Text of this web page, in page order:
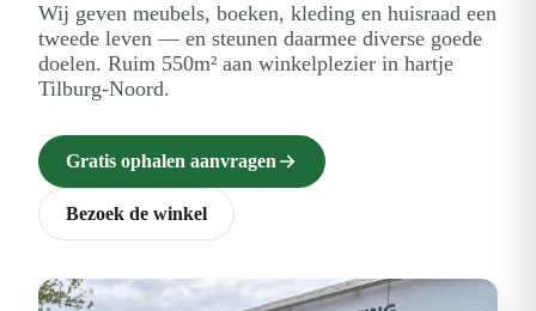
Wij geven meubels, boeken, kleding en huisraad een
tweede leven — en steunen daarmee diverse goede
doelen. Ruim 550m² aan winkelplezier in hartje
Tilburg-Noord.
Gratis ophalen aanvragen
Bezoek de winkel